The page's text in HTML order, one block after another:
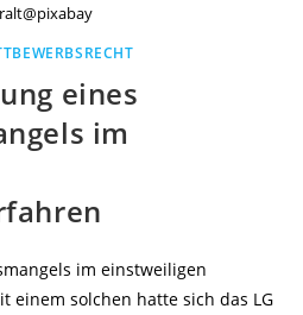
eines
im
im einstweiligen
einem solchen hatte sich das LG